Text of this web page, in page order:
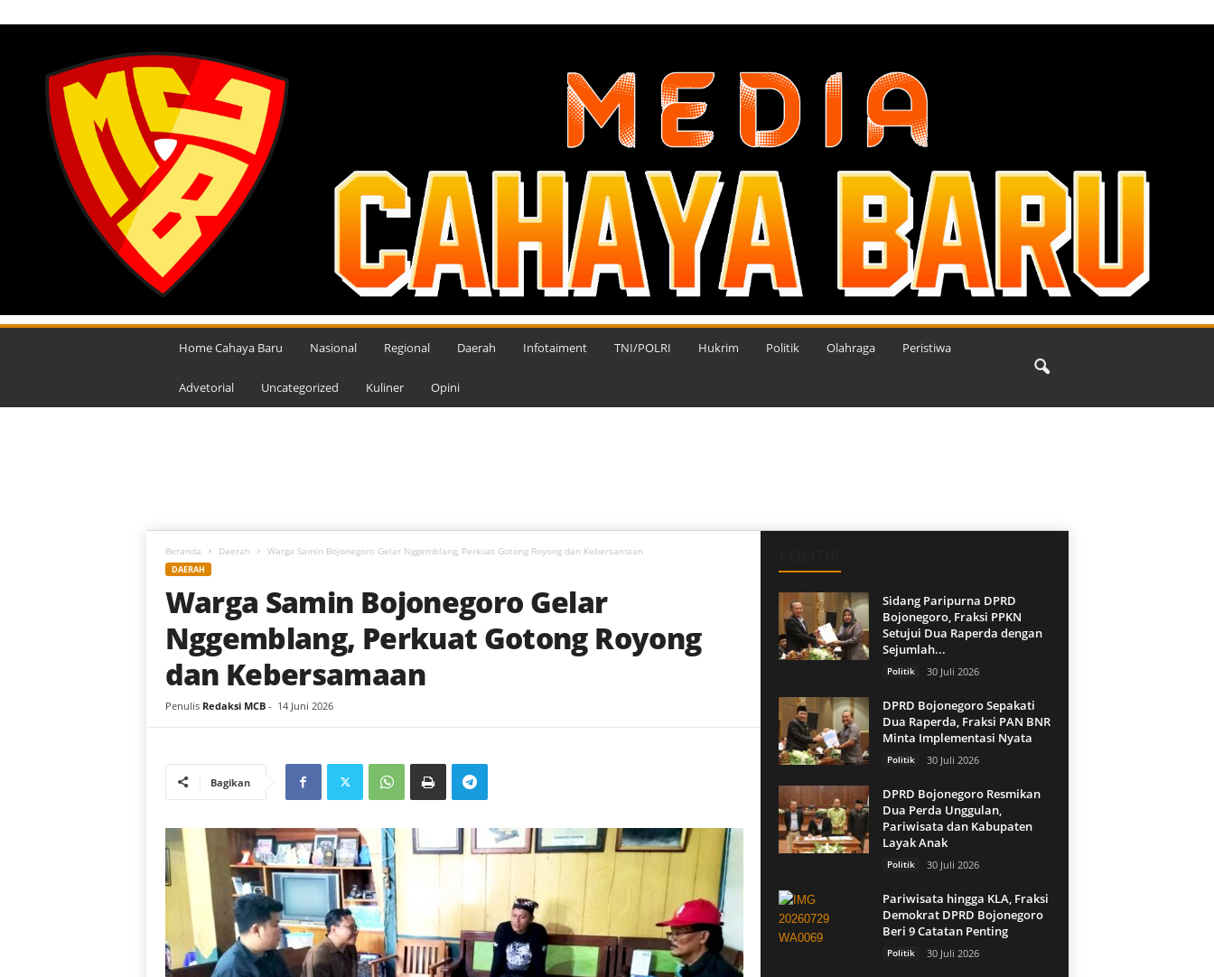
M
Home Cahaya Baru Nasional Regional Daerah Infotaiment TNI/POLRI Hukrim Politik Olahraga Peristiwa
Advetorial Uncategorized Kuliner Opini
Beranda Daerah Warga Samin Bojonegoro Gelar Nggemblang, Perkuat Gotong Royong dan Kebersamaan
DAERAH
Warga Samin Bojonegoro Gelar
Nggemblang, Perkuat Gotong Royong
dan Kebersamaan
Penulis Redaksi MCB- 14 Juni 2026
Bagikan
Sidang Paripurna DPRD
Bojonegoro, Fraksi PPKN
Setujui Dua Raperda dengan
Sejumlah...
Politik 30 Juli 2026
DPRD Bojonegoro Sepakati
Dua Raperda, Fraksi PAN BNR
Minta Implementasi Nyata
Politik 30 Juli 2026
DPRD Bojonegoro Resmikan
Dua Perda Unggulan,
Pariwisata dan Kabupaten
Layak Anak
Politik 30 Juli 2026
Pariwisata hingga KLA, Fraksi
Demokrat DPRD Bojonegoro
Beri 9 Catatan Penting
Politik 30 Juli 2026